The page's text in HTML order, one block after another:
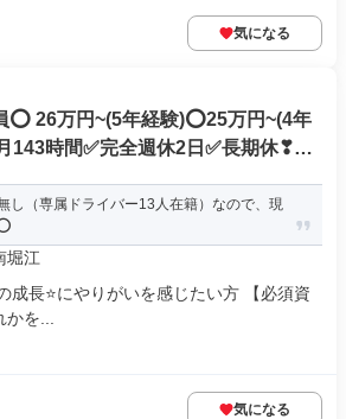
気になる
⭕ 26万円~(5年経験)⭕25万円~(4年
143時間✅完全週休2日✅長期休❣G
児童発達支援・放課後等デイサー
し（専属ドライバー13人在籍）なので、現
堀江
成長⭐にやりがいを感じたい方 【必須資
を...
気になる